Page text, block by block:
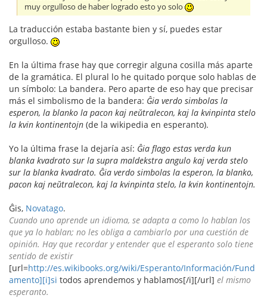
muy orgulloso de haber logrado esto yo solo
La traducción estaba bastante bien y sí, puedes estar
orgulloso.
En la última frase hay que corregir alguna cosilla más aparte
de la gramática. El plural lo he quitado porque solo hablas de
un símbolo: La bandera. Pero aparte de eso hay que precisar
más el simbolismo de la bandera: Ĝia verdo simbolas la
esperon, la blanko la pacon kaj neŭtralecon, kaj la kvinpinta stelo
la kvin kontinentojn (de la wikipedia en esperanto).
Yo la última frase la dejaría así: Ĝia flago estas verda kun
blanka kvadrato sur la supra maldekstra angulo kaj verda stelo
sur la blanka kvadrato. Ĝia verdo simbolas la esperon, la blanko,
pacon kaj neŭtralecon, kaj la kvinpinta stelo, la kvin kontinentojn.
Ĝis, Novatago.
Cuando uno aprende un idioma, se adapta a como lo hablan los
que ya lo hablan; no les obliga a cambiarlo por una cuestión de
opinión. Hay que recordar y entender que el esperanto solo tiene
sentido de existir
[url=http://es.wikibooks.org/wiki/Esperanto/Información/Fund
amento][i]si todos aprendemos y hablamos[/i][/url] el mismo
esperanto.